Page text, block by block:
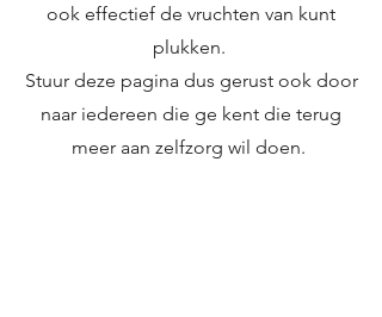
ook effectief de vruchten van kunt
plukken.
Stuur deze pagina dus gerust ook door
naar iedereen die ge kent die terug
meer aan zelfzorg wil doen.